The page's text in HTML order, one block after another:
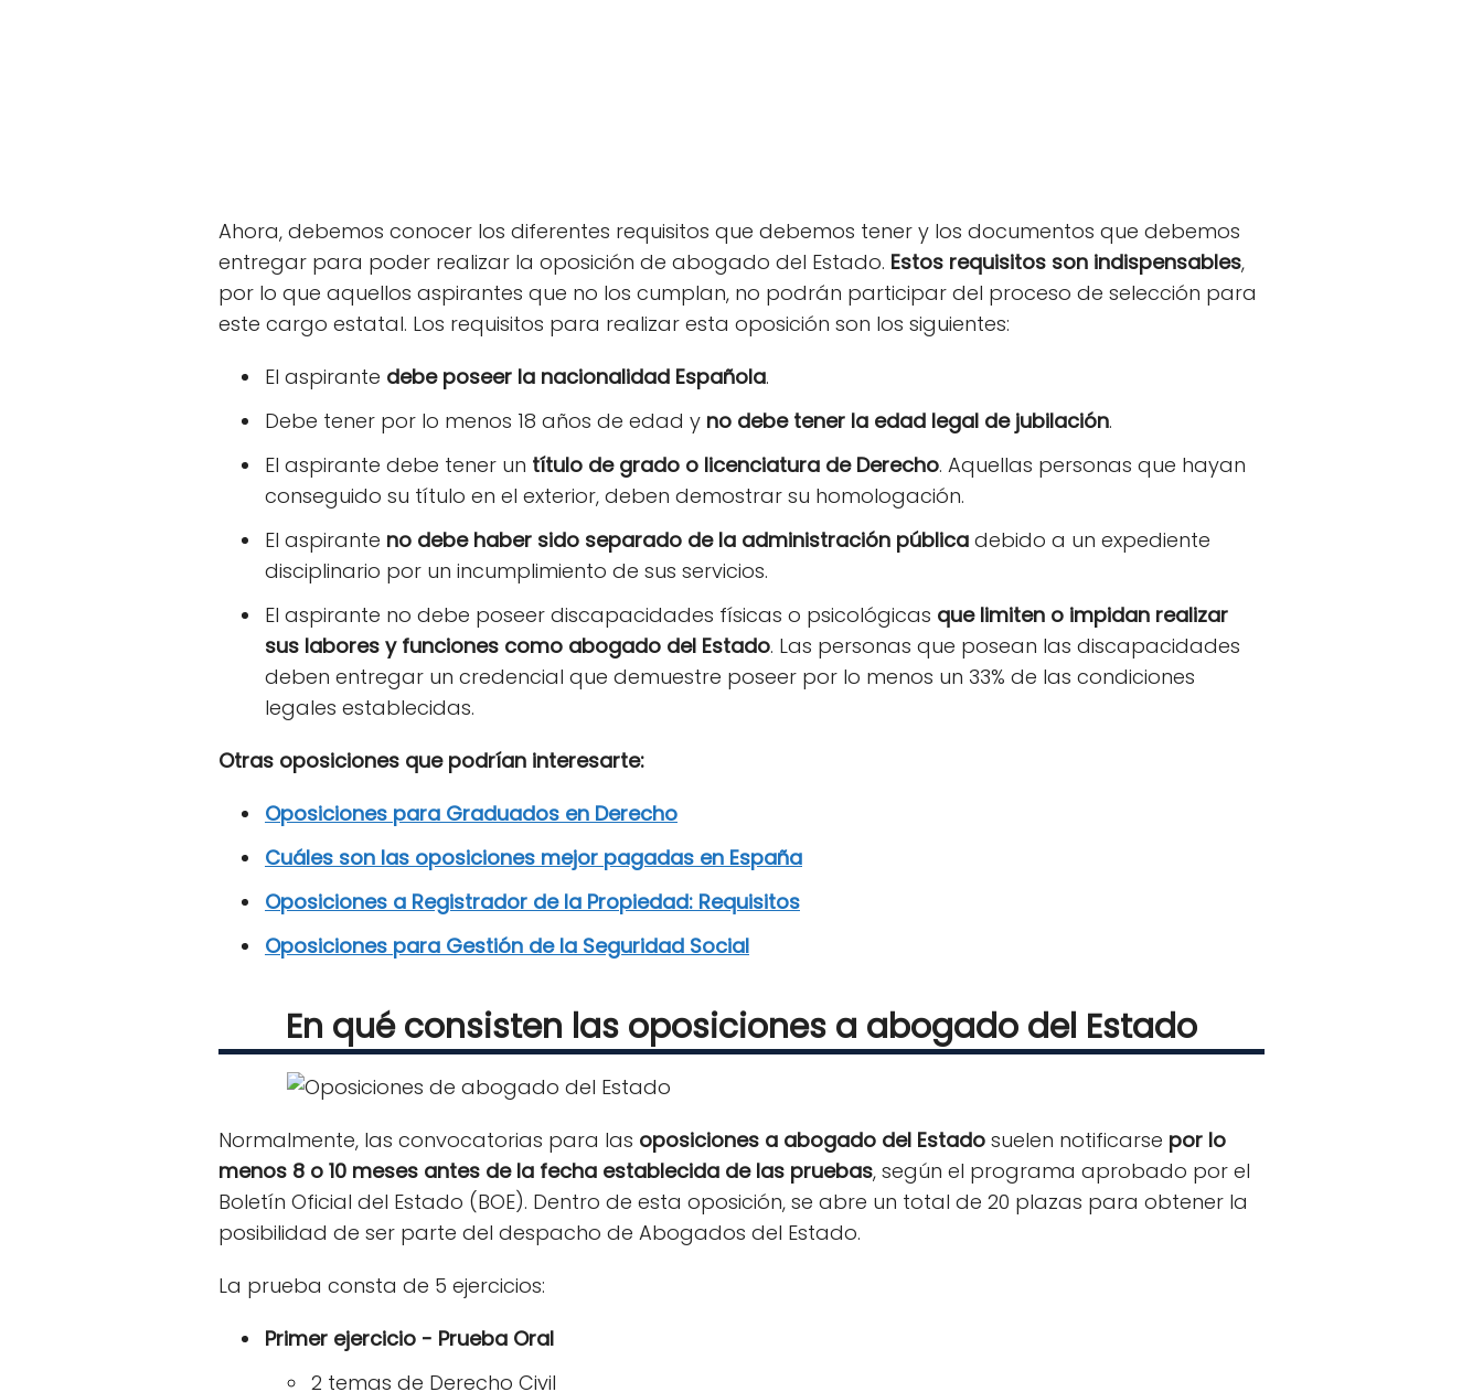
Ahora, debemos conocer los diferentes requisitos que debemos tener y los documentos que debemos
entregar para poder realizar la oposición de abogado del Estado. Estos requisitos son indispensables,
por lo que aquellos aspirantes que no los cumplan, no podrán participar del proceso de selección para
este cargo estatal. Los requisitos para realizar esta oposición son los siguientes:
El aspirante debe poseer la nacionalidad Española.
Debe tener por lo menos 18 años de edad y no debe tener la edad legal de jubilación.
El aspirante debe tener un título de grado o licenciatura de Derecho. Aquellas personas que hayan
conseguido su título en el exterior, deben demostrar su homologación.
El aspirante no debe haber sido separado de la administración pública debido a un expediente
disciplinario por un incumplimiento de sus servicios.
El aspirante no debe poseer discapacidades físicas o psicológicas que limiten o impidan realizar
sus labores y funciones como abogado del Estado. Las personas que posean las discapacidades
deben entregar un credencial que demuestre poseer por lo menos un 33% de las condiciones
legales establecidas.
Otras oposiciones que podrían interesarte:
Oposiciones para Graduados en Derecho
Cuáles son las oposiciones mejor pagadas en España
Oposiciones a Registrador de la Propiedad: Requisitos
Oposiciones para Gestión de la Seguridad Social
En qué consisten las oposiciones a abogado del Estado
Normalmente, las convocatorias para las oposiciones a abogado del Estado suelen notificarse por lo
menos 8 o 10 meses antes de la fecha establecida de las pruebas, según el programa aprobado por el
Boletín Oficial del Estado (BOE). Dentro de esta oposición, se abre un total de 20 plazas para obtener la
posibilidad de ser parte del despacho de Abogados del Estado.
La prueba consta de 5 ejercicios:
Primer ejercicio - Prueba Oral
2 temas de Derecho Civil